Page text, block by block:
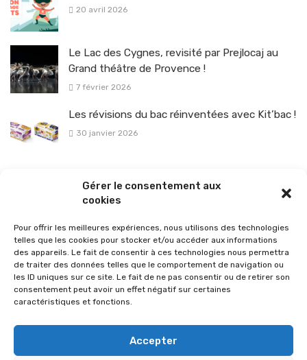
Gérer le consentement aux
cookies
Pour offrir les meilleures expériences, nous utilisons des technologies
telles que les cookies pour stocker et/ou accéder aux informations
des appareils. Le fait de consentir à ces technologies nous permettra
de traiter des données telles que le comportement de navigation ou
les ID uniques sur ce site. Le fait de ne pas consentir ou de retirer son
consentement peut avoir un effet négatif sur certaines
caractéristiques et fonctions.
Accepter
20 avril 2026
Le Lac des Cygnes, revisité par Prejlocaj au
Grand théâtre de Provence !
7 février 2026
Les révisions du bac réinventées avec Kit’bac !
30 janvier 2026